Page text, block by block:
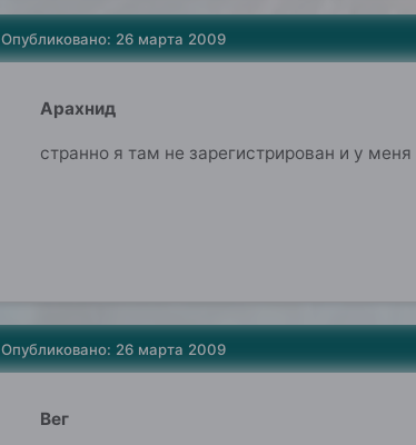
Опубликовано: 26 марта 2009
Арахнид
странно я там не зарегистрирован и у
Опубликовано: 26 марта 2009
Вег